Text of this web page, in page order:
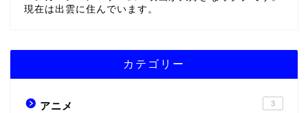
現在は出雲に住んでいます。
カテゴリー
アニメ 3